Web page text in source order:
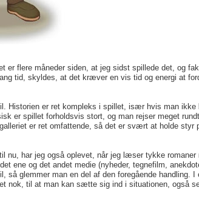
er flere måneder siden, at jeg sidst spillede det, og
tid, skyldes, at det kræver en vis tid og energi at
Historien er ret kompleks i spillet, især hvis man ikke
er spillet forholdsvis stort, og man rejser meget
er ret omfattende, så det er svært at holde styr
nu, har jeg også oplevet, når jeg læser tykke romaner
ene og det andet medie (nyheder, tegnefilm,
glemmer man en del af den foregående handling. I
nok, til at man kan sætte sig ind i situationen, også